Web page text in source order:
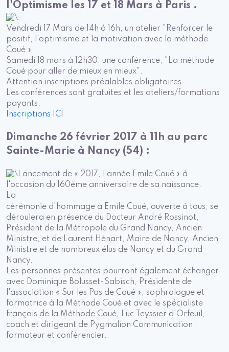
l'Optimisme les 17 et 18 Mars à Paris .
Vendredi 17 Mars de 14h à 16h, un atelier "Renforcer le
positif, l'optimisme et la motivation avec la méthode
Coué »
Samedi 18 mars à 12h30, une conférence, "La méthode
Coué pour aller de mieux en mieux".
Attention inscriptions préalables obligatoires.
Les conférences sont gratuites et les ateliers/formations
payants.
Inscriptions ICI
Dimanche 26 février 2017 à 11h au parc
Sainte-Marie à Nancy (54) :
Lancement de « 2017, l'année Emile Coué » à
l'occasion du 160ème anniversaire de sa naissance.
La
cérémonie d'hommage à Emile Coué, ouverte à tous, se
déroulera en présence du Docteur André Rossinot,
Président de la Métropole du Grand Nancy, Ancien
Ministre, et de Laurent Hénart, Maire de Nancy, Ancien
Ministre et de nombreux élus de Nancy et du Grand
Nancy.
Les personnes présentes pourront également échanger
avec Dominique Bolusset-Sabisch, Présidente de
l'association « Sur les Pas de Coué », sophrologue et
formatrice à la Méthode Coué et avec le spécialiste
français de la Méthode Coué, Luc Teyssier d'Orfeuil,
coach et dirigeant de Pygmalion Communication,
formateur et conférencier.